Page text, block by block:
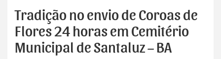
Tradição no envio de Coroas de
Flores 24 horas em Cemitério
Municipal de Santaluz – BA